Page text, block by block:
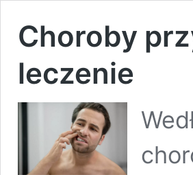
Choroby
leczenie